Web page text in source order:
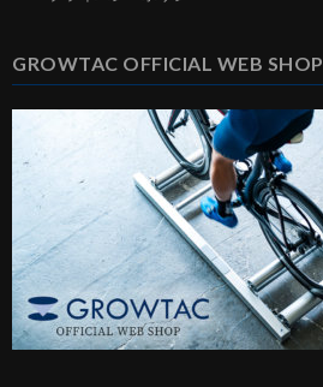
GROWTAC OFFICIAL WEB SHOP